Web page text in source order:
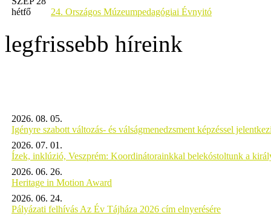
hétfő
24. Országos Múzeumpedagógiai Évnyitó
legfrissebb híreink
2026. 08. 05.
Igényre szabott változás- és válságmenedzsment képzéssel
2026. 07. 01.
Ízek, inklúzió, Veszprém: Koordinátorainkkal belekóstoltunk a
2026. 06. 26.
Heritage in Motion Award
2026. 06. 24.
Pályázati felhívás Az Év Tájháza 2026 cím elnyerésére